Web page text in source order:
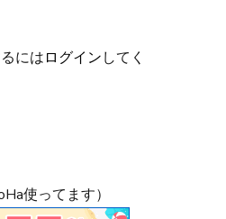
にはログインしてく
使ってます）